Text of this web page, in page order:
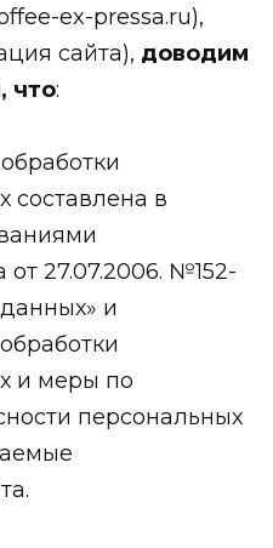
ex-pressa.ru),
сайта), доводим
что:
составлена в
27.07.2006. №152-
и
и меры по
персональных